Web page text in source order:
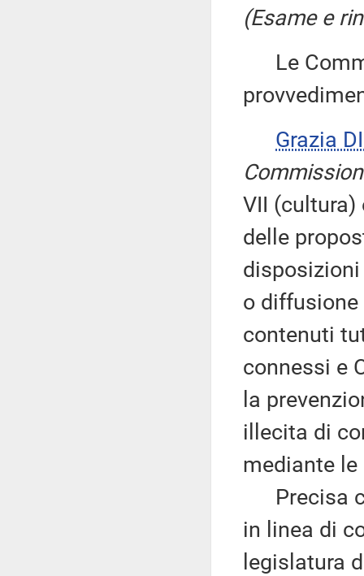
(Esame e
Le
Grazia
VII (cultura)
delle
o
contenuti
connessi e
la
illecita di
mediante
Precisa
in linea di
legislatura